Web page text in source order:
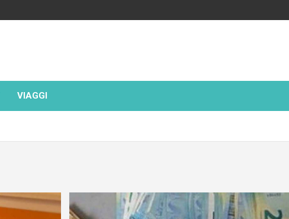
VIAGGI